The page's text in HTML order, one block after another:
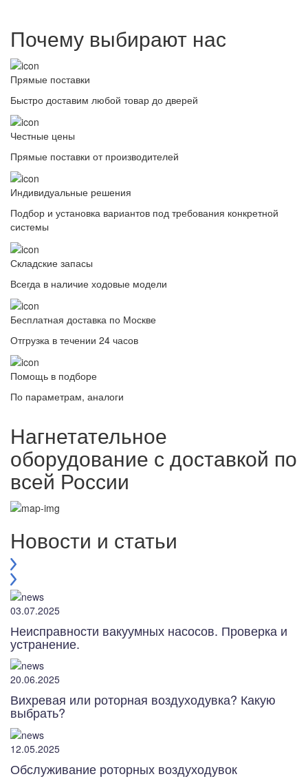
Почему выбирают нас
Прямые поставки
Быстро доставим любой товар до дверей
Честные цены
Прямые поставки от производителей
Индивидуальные решения
Подбор и установка вариантов под требования конкретной
системы
Складские запасы
Всегда в наличие ходовые модели
Бесплатная доставка по Москве
Отгрузка в течении 24 часов
Помощь в подборе
По параметрам, аналоги
Нагнетательное
оборудование с доставкой по
всей России
Новости и статьи
03.07.2025
Неисправности вакуумных насосов. Проверка и
устранение.
20.06.2025
Вихревая или роторная воздуходувка? Какую
выбрать?
12.05.2025
Обслуживание роторных воздуходувок